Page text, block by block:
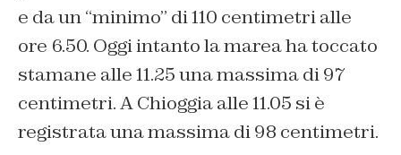
e da un “minimo” di 110 centimetri alle
ore 6.50. Oggi intanto la marea ha toccato
stamane alle 11.25 una massima di 97
centimetri. A Chioggia alle 11.05 si è
registrata una massima di 98 centimetri.